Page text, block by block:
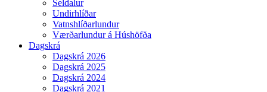
Seldalur
Undirhlíðar
Vatnshlíðarlundur
Værðarlundur á Húshöfða
Dagskrá
Dagskrá 2026
Dagskrá 2025
Dagskrá 2024
Dagskrá 2021